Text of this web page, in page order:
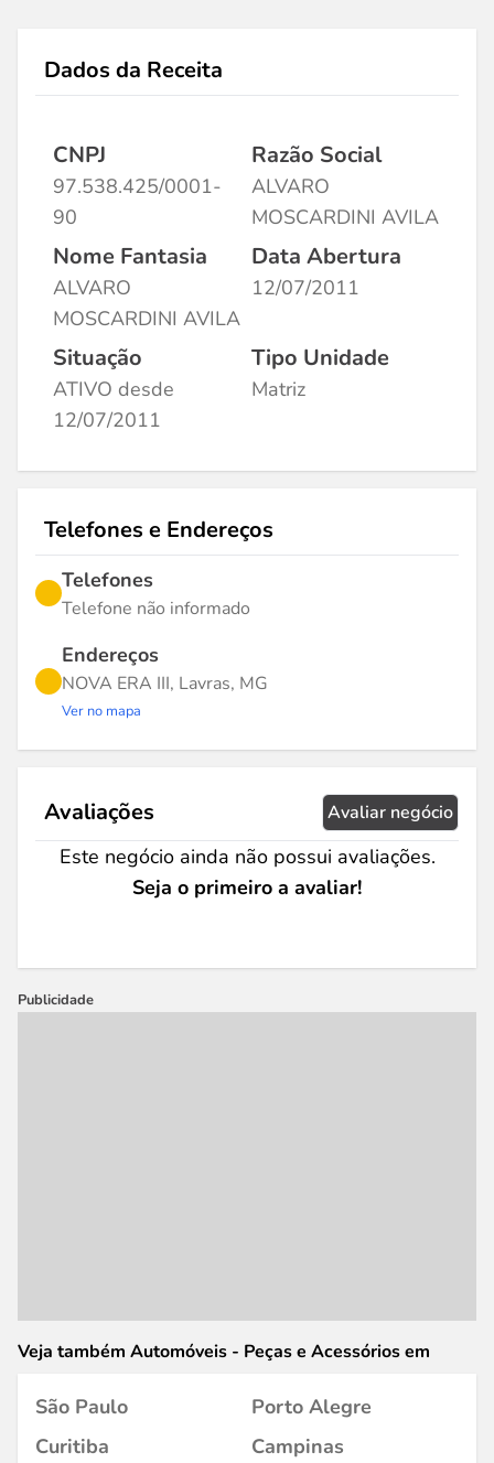
Dados da Receita
CNPJ
97.538.425/0001-
90
Razão Social
ALVARO
MOSCARDINI AVILA
Nome Fantasia
ALVARO
MOSCARDINI AVILA
Data Abertura
12/07/2011
Situação
ATIVO desde
12/07/2011
Tipo Unidade
Matriz
Telefones e Endereços
Telefones
Telefone não informado
Endereços
NOVA ERA III, Lavras, MG
Ver no mapa
Avaliações Avaliar negócio
Este negócio ainda não possui avaliações.
Seja o primeiro a avaliar!
Publicidade
Veja também Automóveis - Peças e Acessórios em
São Paulo
Porto Alegre
Curitiba
Campinas